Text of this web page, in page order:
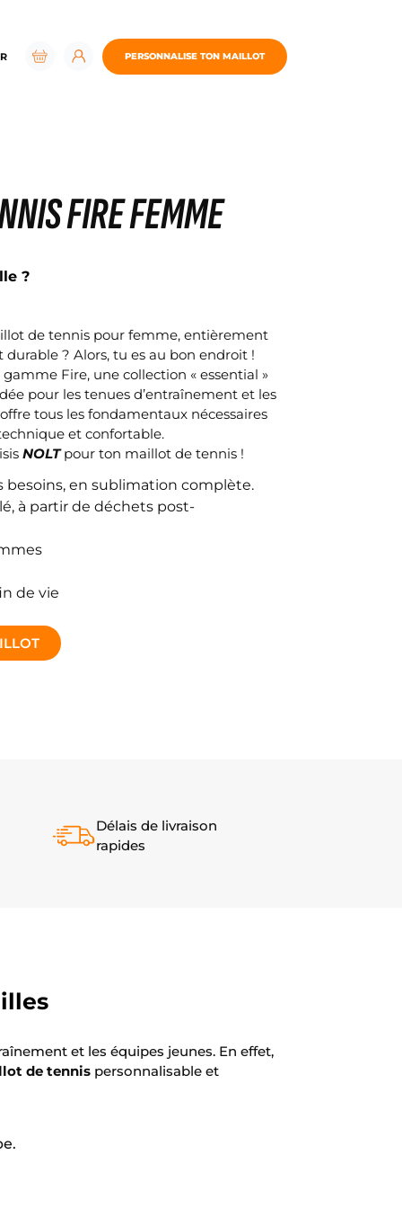
PERSONNALISE TON MAILLOT
FIRE FEMME
?
de tennis pour femme, entièrement
durable ? Alors, tu es au bon endroit !
Fire, une collection « essential »
pour les tenues d’entraînement et les
tous les fondamentaux nécessaires
et confortable.
NOLTpour ton maillot de tennis !
besoins, en sublimation complète.
à partir de déchets post-
de vie
Délais de livraison
rapides
et les équipes jeunes. En effet,
de tennis personnalisable et